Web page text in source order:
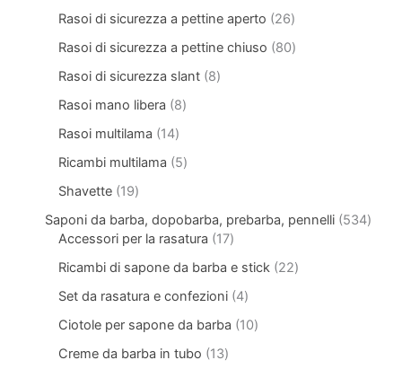
Rasoi di sicurezza a pettine aperto
26
Rasoi di sicurezza a pettine chiuso
80
Rasoi di sicurezza slant 8
Rasoi mano libera
8
Rasoi multilama
14
Ricambi multilama
5
Shavette 19
Saponi da barba, dopobarba, prebarba, pennelli 534
Accessori per la rasatura
17
Ricambi di sapone da barba e stick 22
Set da rasatura e confezioni 4
Ciotole per sapone da barba
10
Creme da barba in tubo
13